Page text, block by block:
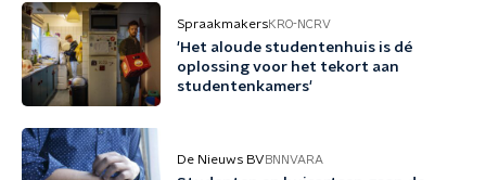
SpraakmakersKRO-NCRV
'Het aloude studentenhuis is dé
oplossing voor het tekort aan
studentenkamers'
De Nieuws BV BNNVARA